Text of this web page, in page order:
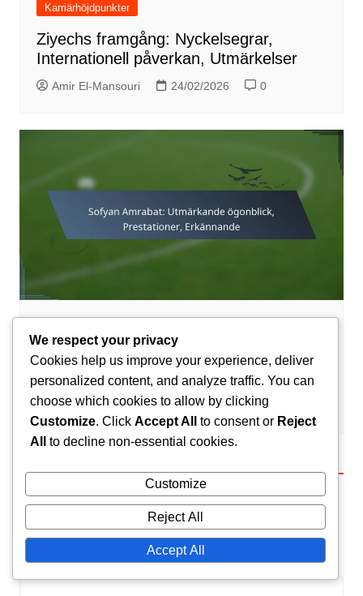
Karriärhöjdpunkter
Ziyechs framgång: Nyckelsegrar,
Internationell påverkan, Utmärkelser
Amir El-Mansouri 24/02/2026 0
Sofyan Amrabat: Utmärkande
ögonblick, Prestationer, Erkännande
Amir El-Mansouri 23/02/2026 0
Leave a Reply
Your email address will not be published. Required
fields are marked*
Comment*
We respect your privacy
Cookies help us improve your experience, deliver
personalized content, and analyze traffic. You can
choose which cookies to allow by clicking
Customize. Click Accept All to consent or Reject
All
to decline non-essential cookies.
Customize
Reject All
Accept All